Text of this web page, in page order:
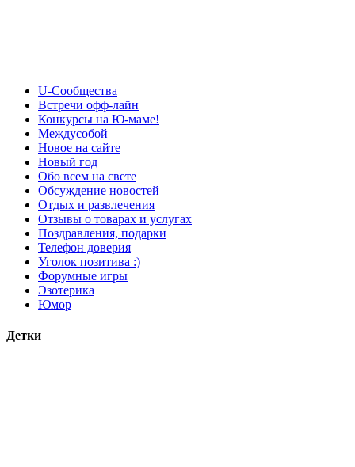
U-Сообщества
Встречи офф-лайн
Конкурсы на Ю-маме!
Междусобой
Новое на сайте
Новый год
Обо всем на свете
Обсуждение новостей
Отдых и развлечения
Отзывы о товарах и услугах
Поздравления, подарки
Телефон доверия
Уголок позитива :)
Форумные игры
Эзотерика
Юмор
Детки